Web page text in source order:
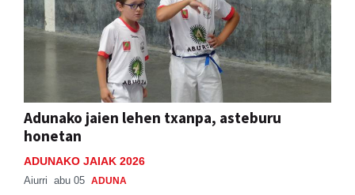
Adunako jaien lehen txanpa, asteburu
honetan
ADUNAKO JAIAK 2026